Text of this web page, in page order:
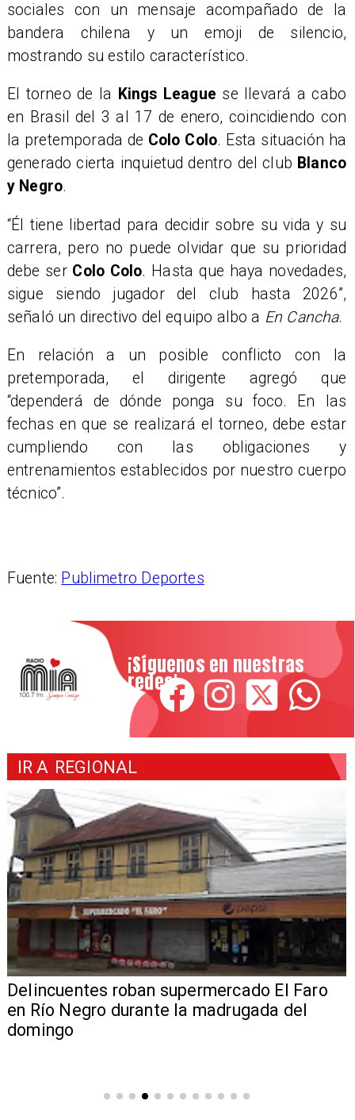
sociales con un mensaje acompañado de la
bandera chilena y un emoji de silencio,
mostrando su estilo característico.
El torneo de la Kings League se llevará a cabo
en Brasil del 3 al 17 de enero, coincidiendo con
la pretemporada de Colo Colo. Esta situación ha
generado cierta inquietud dentro del club Blanco
y Negro.
“Él tiene libertad para decidir sobre su vida y su
carrera, pero no puede olvidar que su prioridad
debe ser Colo Colo. Hasta que haya novedades,
sigue siendo jugador del club hasta 2026”,
señaló un directivo del equipo albo a En Cancha.
En relación a un posible conflicto con la
pretemporada, el dirigente agregó que
“dependerá de dónde ponga su foco. En las
fechas en que se realizará el torneo, debe estar
cumpliendo con las obligaciones y
entrenamientos establecidos por nuestro cuerpo
técnico”.
Fuente: Publimetro Deportes
¡Síguenos en nuestras
redes!
IR A REGIONAL
Delincuentes roban supermercado El Faro
en Río Negro durante la madrugada del
domingo